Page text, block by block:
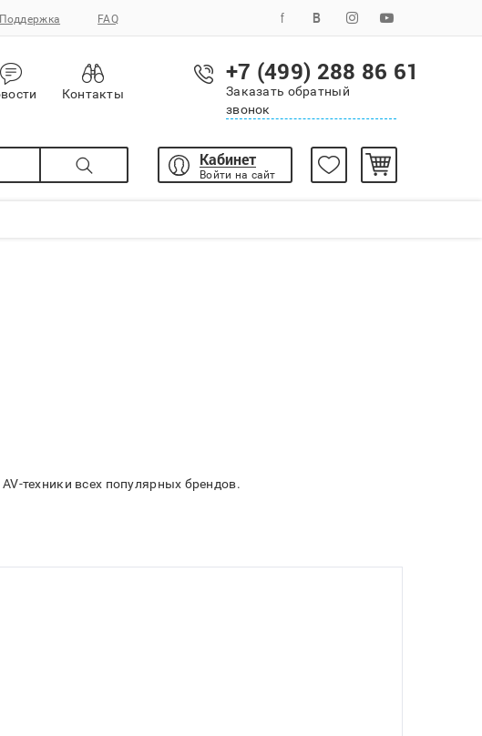
Поддержка FAQ
Контакты
+7 (499) 288 86 61
Заказать обратный
звонок
Кабинет
Войти на сайт
техники всех популярных брендов.